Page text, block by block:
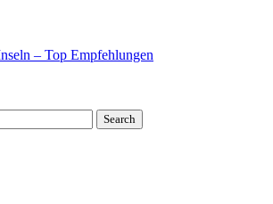
– Top Empfehlungen